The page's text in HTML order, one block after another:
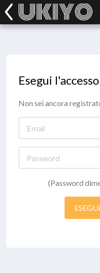
Esegui l'accesso
Non sei ancora
(Password